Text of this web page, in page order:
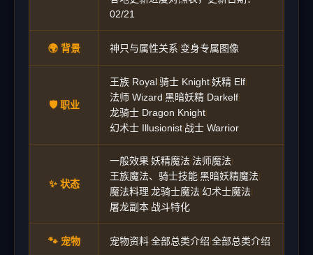
02/21
🌍 背景 神只与属性关系|变身专属图像
🛡️ 职业
王族 Royal|骑士 Knight|妖精 Elf|
法师 Wizard|黑暗妖精 Darkelf|
龙骑士 Dragon Knight|
幻术士 Illusionist|战士 Warrior
✨ 状态
一般效果|妖精魔法|法师魔法|
王族魔法、骑士技能|黑暗妖精魔法|
魔法料理|龙骑士魔法|幻术士魔法|
屠龙副本|战斗特化
🐾 宠物 宠物资料|全部总类介绍|全部总类介绍